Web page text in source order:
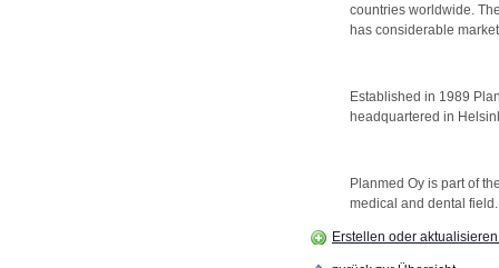
countries worldwide.
has considerable
Established in 1989
headquartered in
Planmed Oy is part of
medical and dental field.
Erstellen oder